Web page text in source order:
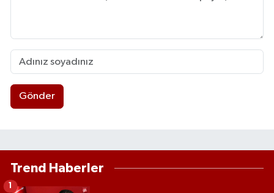
Gönder
Trend Haberler
1